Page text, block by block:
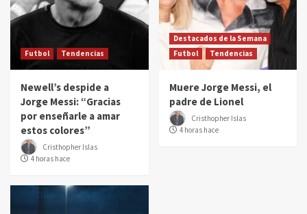
Futbol Tendencias
Newell’s despide a
Jorge Messi: “Gracias
por enseñarle a amar
estos colores”
Cristhopher Islas
4 horas hace
Destacados de la Semana
Futbol
Tendencias
Muere Jorge Messi, el
padre de Lionel
Cristhopher Islas
4 horas hace